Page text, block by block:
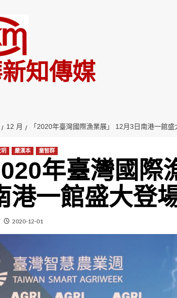
知傳媒
12 月 「2020年臺灣國際漁業展」 12月3日南港一館盛
嚴漢本 童智群
年臺灣國
港一館盛大登
2020-12-01